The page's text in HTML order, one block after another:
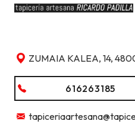
ZUMAIA KALEA, 14,
616263185